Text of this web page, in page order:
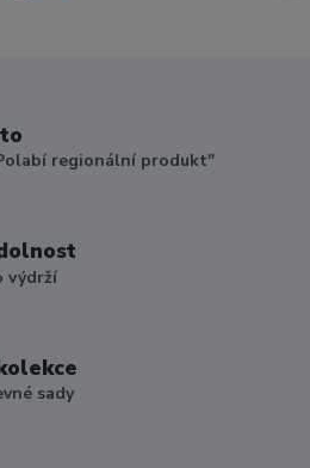
regionální produkt"
výdrží
sady